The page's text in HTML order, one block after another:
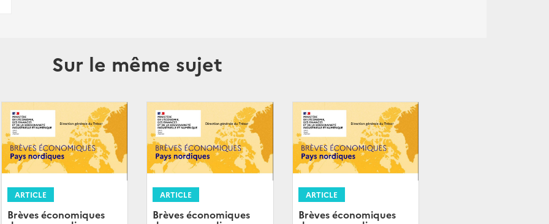
Sur le même sujet
ARTICLE
Brèves économiques
ARTICLE
Brèves économiques
ARTICLE
Brèves économiques